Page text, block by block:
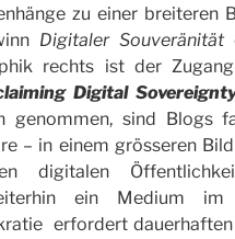
zu einer breiteren
Digitaler Souveränität
rechts ist der
Digital
genommen, sind Blogs
– in einem grösseren
digitalen
ein Medium im
erfordert dauerhaften